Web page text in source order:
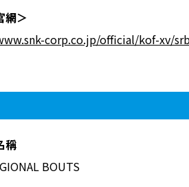
網＞
corp.co.jp/official/kof-xv/
稱
BOUTS